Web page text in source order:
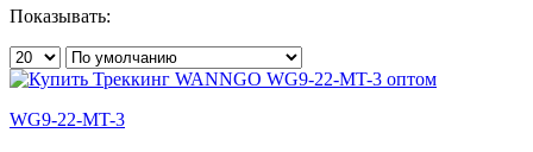
Показывать:
WG9-22-MT-3